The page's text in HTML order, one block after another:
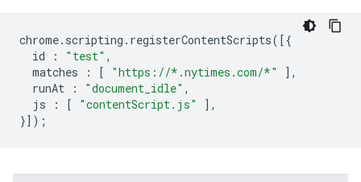
chrome. scripting . registerContentScripts([{
id
: "test" ,
matches
: [ "https://*.nytimes.com/*"
],
runAt
: "document_idle" ,
js
: [ "contentScript.js"
],
}]);